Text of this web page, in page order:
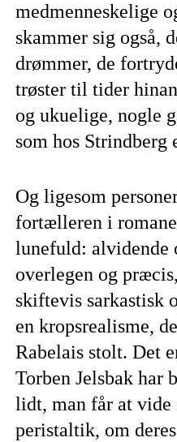
medmenneskelige
skammer sig også,
drømmer, de
trøster til tider
og ukuelige, nogle
som hos Strindberg
Og ligesom
fortælleren i
lunefuld: alvidende
overlegen og
skiftevis sarkastisk
en kropsrealisme,
Rabelais stolt. Det
Torben Jelsbak har
lidt, man får at vide
peristaltik, om